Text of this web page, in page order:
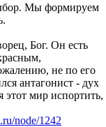
Мы формируем
Бог. Он есть
не по его
антагонист - дух
этот мир испортить,
node/1242